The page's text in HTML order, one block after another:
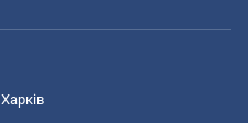
Харків